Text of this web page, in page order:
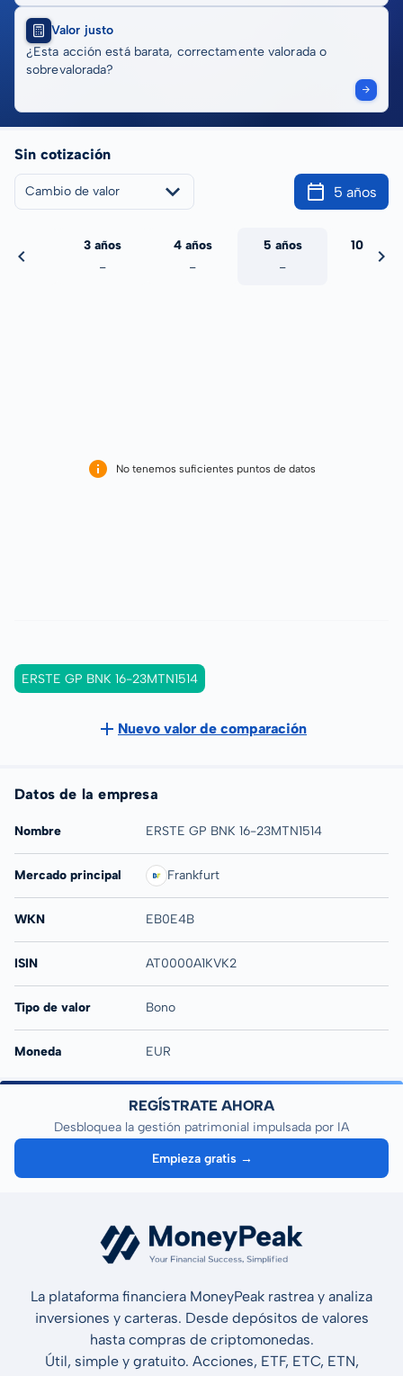
Valor justo
¿Esta acción está barata, correctamente valorada o
sobrevalorada?
Sin cotización
Cambio de valor 5 años
3 años
-
4 años
-
5 años
-
10 años
No tenemos suficientes puntos de datos
ERSTE GP BNK 16-23MTN1514
Nuevo valor de comparación
Datos de la empresa
Nombre ERSTE GP BNK 16-23MTN1514
Mercado principal Frankfurt
WKN EB0E4B
ISIN AT0000A1KVK2
Tipo de valor Bono
Moneda EUR
REGÍSTRATE AHORA
Desbloquea la gestión patrimonial impulsada por IA
Empieza gratis →
La plataforma financiera MoneyPeak rastrea y analiza
inversiones y carteras. Desde depósitos de valores
hasta compras de criptomonedas.
Útil, simple y gratuito. Acciones, ETF, ETC, ETN,